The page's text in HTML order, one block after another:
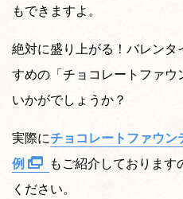
もできますよ。
絶対に盛り上がる！バレン
すめの「チョコレートファ
いかがでしょうか？
実際にチョコレートファウ
例
もご紹介しておりま
ください。